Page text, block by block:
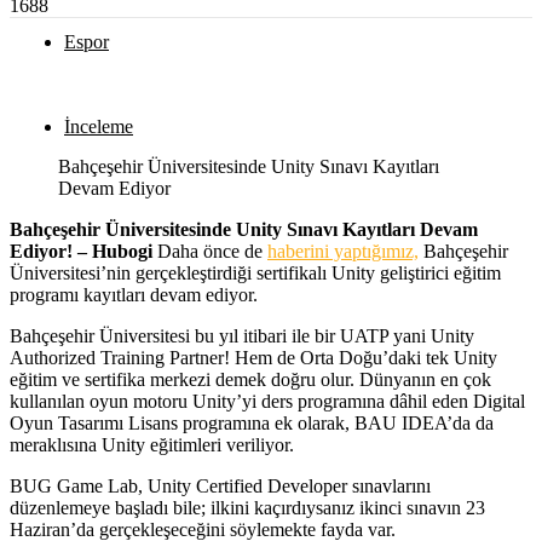
Espor
İnceleme
1688
Bahçeşehir Üniversitesinde Unity Sınavı Kayıtları
Devam Ediyor
Bahçeşehir Üniversitesinde Unity Sınavı Kayıtları Devam
Ediyor! – Hubogi Daha önce de haberini yaptığımız, Bahçeşehir
Üniversitesi’nin gerçekleştirdiği sertifikalı Unity geliştirici eğitim
programı kayıtları devam ediyor.
Bahçeşehir Üniversitesi bu yıl itibari ile bir UATP yani Unity
Authorized Training Partner! Hem de Orta Doğu’daki tek Unity
eğitim ve sertifika merkezi demek doğru olur. Dünyanın en çok
kullanılan oyun motoru Unity’yi ders programına dâhil eden Digital
Oyun Tasarımı Lisans programına ek olarak, BAU IDEA’da da
meraklısına Unity eğitimleri veriliyor.
BUG Game Lab, Unity Certified Developer sınavlarını
düzenlemeye başladı bile; ilkini kaçırdıysanız ikinci sınavın 23
Haziran’da gerçekleşeceğini söylemekte fayda var.